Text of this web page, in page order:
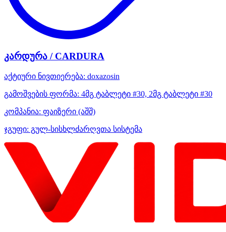
კარდურა / CARDURA
აქტიური ნივთიერება: doxazosin
გამოშვების ფორმა: 4მგ ტაბლეტი #30, 2მგ ტაბლეტი #30
კომპანია: ფაიზერი (აშშ)
ჯგუფი: გულ-სისხლძარღვთა სისტემა